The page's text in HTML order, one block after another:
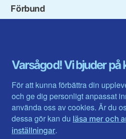
Varsågod! Vi bjuder på
För att kunna förbättra din
och ge dig personligt anpassat
använda oss av cookies. Är du
dessa gör kan du läsa mer och
inställningar.
Förbund
Gävleborg
Halland
Jämtlands län
Jönköpings län
Kalmar län
Kronobergs län
Norrbotten